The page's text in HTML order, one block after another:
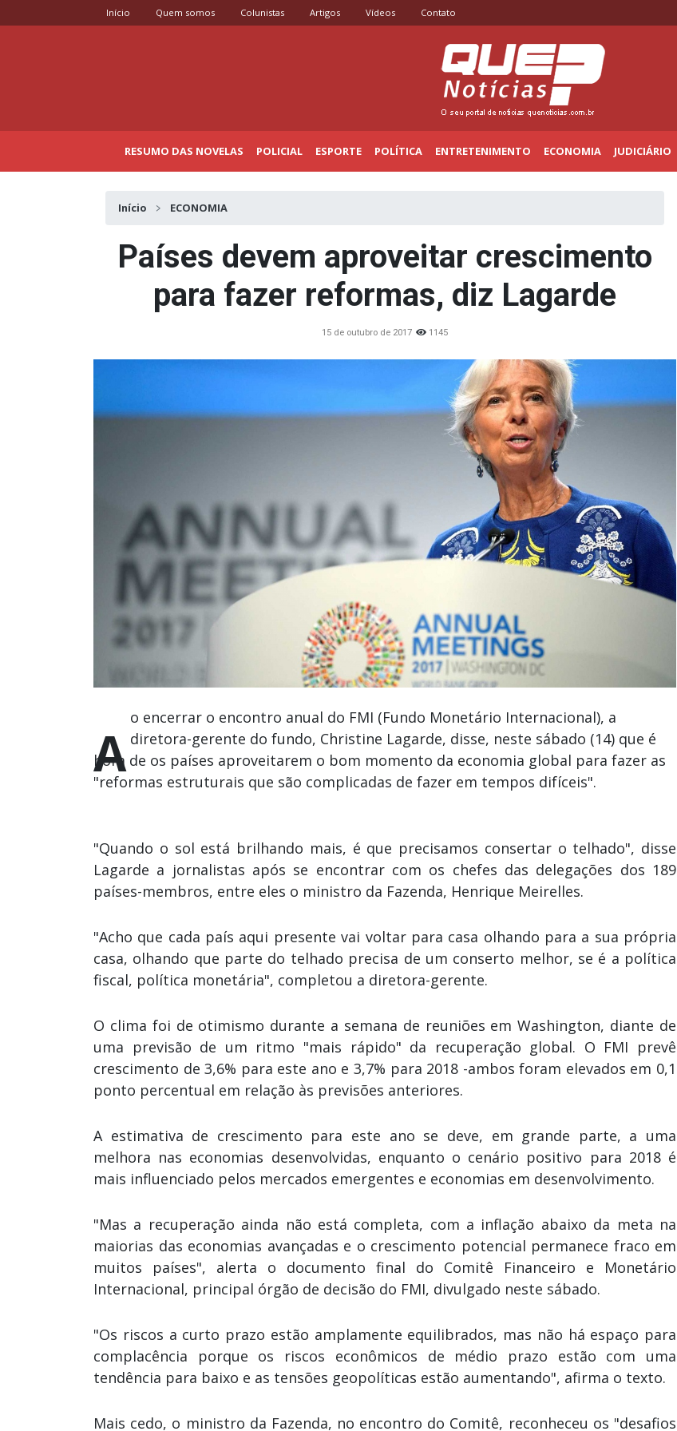
Início Quem somos Colunistas Artigos Vídeos Contato
RESUMO DAS NOVELAS POLICIAL ESPORTE POLÍTICA ENTRETENIMENTO ECONOMIA JUDICIÁRIO
Início ECONOMIA
Países devem aproveitar crescimento
para fazer reformas, diz Lagarde
15 de outubro de 2017 1145
A
o encerrar o encontro anual do FMI (Fundo Monetário Internacional), a
diretora-gerente do fundo, Christine Lagarde, disse, neste sábado (14) que é
hora de os países aproveitarem o bom momento da economia global para fazer as
"reformas estruturais que são complicadas de fazer em tempos difíceis".
"Quando o sol está brilhando mais, é que precisamos consertar o telhado", disse
Lagarde a jornalistas após se encontrar com os chefes das delegações dos 189
países-membros, entre eles o ministro da Fazenda, Henrique Meirelles.
"Acho que cada país aqui presente vai voltar para casa olhando para a sua própria
casa, olhando que parte do telhado precisa de um conserto melhor, se é a política
fiscal, política monetária", completou a diretora-gerente.
O clima foi de otimismo durante a semana de reuniões em Washington, diante de
uma previsão de um ritmo "mais rápido" da recuperação global. O FMI prevê
crescimento de 3,6% para este ano e 3,7% para 2018 -ambos foram elevados em 0,1
ponto percentual em relação às previsões anteriores.
A estimativa de crescimento para este ano se deve, em grande parte, a uma
melhora nas economias desenvolvidas, enquanto o cenário positivo para 2018 é
mais influenciado pelos mercados emergentes e economias em desenvolvimento.
"Mas a recuperação ainda não está completa, com a inflação abaixo da meta na
maiorias das economias avançadas e o crescimento potencial permanece fraco em
muitos países", alerta o documento final do Comitê Financeiro e Monetário
Internacional, principal órgão de decisão do FMI, divulgado neste sábado.
"Os riscos a curto prazo estão amplamente equilibrados, mas não há espaço para
complacência porque os riscos econômicos de médio prazo estão com uma
tendência para baixo e as tensões geopolíticas estão aumentando", afirma o texto.
Mais cedo, o ministro da Fazenda, no encontro do Comitê, reconheceu os "desafios